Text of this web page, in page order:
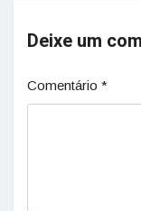
Deixe um
Comentário *